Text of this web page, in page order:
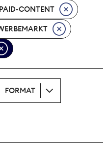
Preis
PAID-CONTENT
FORMAT